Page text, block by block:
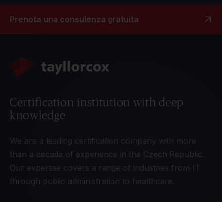
Prenota una consulenza gratuita
Certification institution with deep
knowledge
We are a leading certification company with more
than a decade of experience in the Czech Republic.
Our expertise covers a range of industries from IT
through public administration to healthcare.